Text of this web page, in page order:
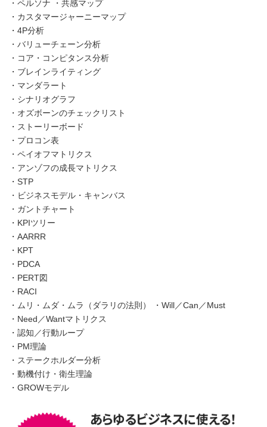
・ペルソナ ・共感マップ
・カスタマージャーニーマップ
・4P分析
・バリューチェーン分析
・コア・コンピタンス分析
・ブレインライティング
・マンダラート
・シナリオグラフ
・オズボーンのチェックリスト
・ストーリーボード
・プロコン表
・ペイオフマトリクス
・アンゾフの成長マトリクス
・STP
・ビジネスモデル・キャンバス
・ガントチャート
・KPIツリー
・AARRR
・KPT
・PDCA
・PERT図
・RACI
・ムリ・ムダ・ムラ（ダラリの法則） ・Will／Can／Must
・Need／Wantマトリクス
・認知／行動ループ
・PM理論
・ステークホルダー分析
・動機付け・衛生理論
・GROWモデル